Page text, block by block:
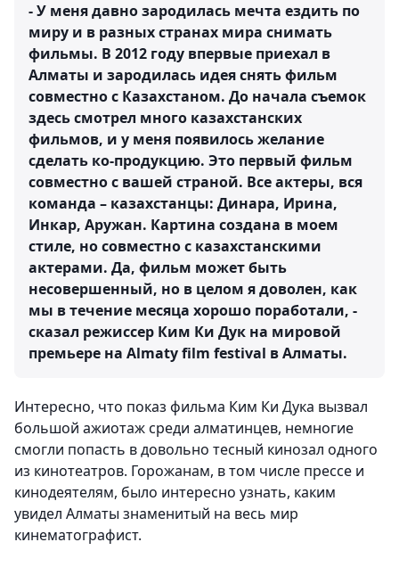
- У меня давно зародилась мечта ездить по
миру и в разных странах мира снимать
фильмы. В 2012 году впервые приехал в
Алматы и зародилась идея снять фильм
совместно с Казахстаном. До начала съемок
здесь смотрел много казахстанских
фильмов, и у меня появилось желание
сделать ко-продукцию. Это первый фильм
совместно с вашей страной. Все актеры, вся
команда – казахстанцы: Динара, Ирина,
Инкар, Аружан. Картина создана в моем
стиле, но совместно с казахстанскими
актерами. Да, фильм может быть
несовершенный, но в целом я доволен, как
мы в течение месяца хорошо поработали, -
сказал режиссер Ким Ки Дук на мировой
премьере на Almaty film festival в Алматы.
Интересно, что показ фильма Ким Ки Дука вызвал
большой ажиотаж среди алматинцев, немногие
смогли попасть в довольно тесный кинозал одного
из кинотеатров. Горожанам, в том числе прессе и
кинодеятелям, было интересно узнать, каким
увидел Алматы знаменитый на весь мир
кинематографист.